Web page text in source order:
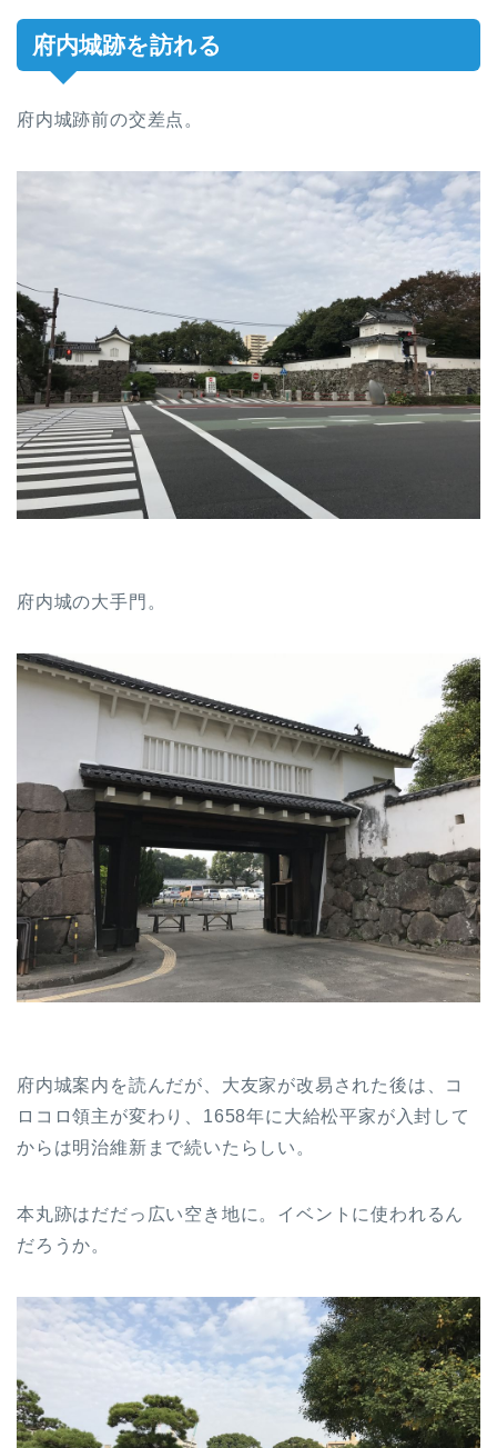
府内城跡を訪れる
府内城跡前の交差点。
府内城の大手門。
府内城案内を読んだが、大友家が改易された後は、コ
ロコロ領主が変わり、1658年に大給松平家が入封して
からは明治維新まで続いたらしい。
本丸跡はだだっ広い空き地に。イベントに使われるん
だろうか。